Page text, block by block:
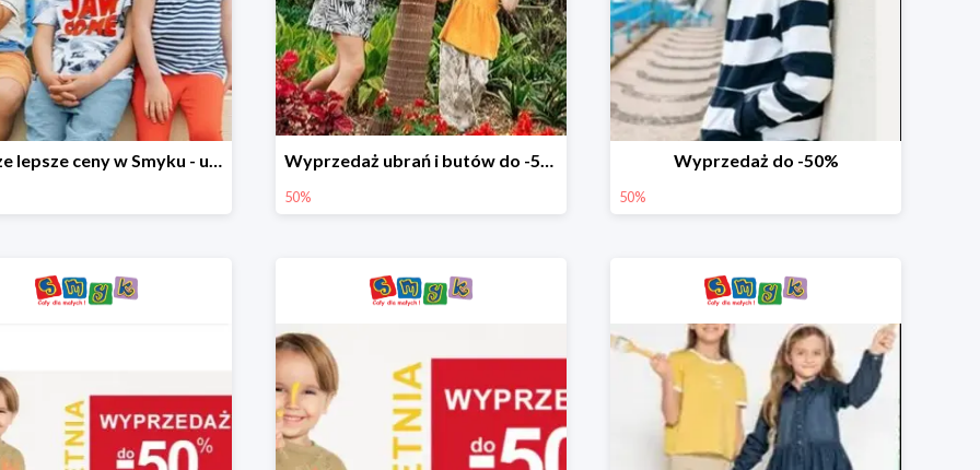
Jeszcze lepsze ceny w Smyku - ubrania i buty do -70% Wyprzedaż ubrań i butów do -50%
50%
Wyprzedaż do -50%
50%